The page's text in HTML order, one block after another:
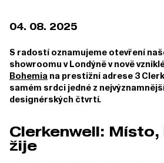
04. 08. 2025
S radostí oznamujeme otevření
showroomu v Londýně v nově
Bohemia na prestižní adrese 3
samém srdci jedné z
designérských čtvrtí.
Clerkenwell: Místo,
žije